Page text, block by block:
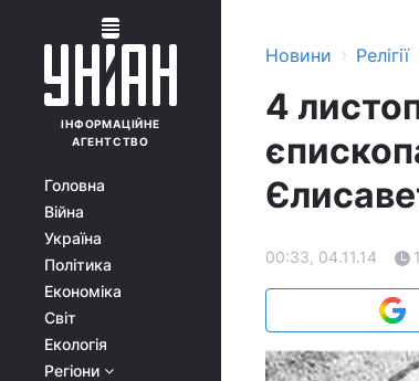
ІНФОРМАЦІЙНЕ
АГЕНТСТВО
Головна
Війна
Україна
Політика
Економіка
Світ
Екологія
Регіони
Новини › Релігії
4
00:33, 04.11.14